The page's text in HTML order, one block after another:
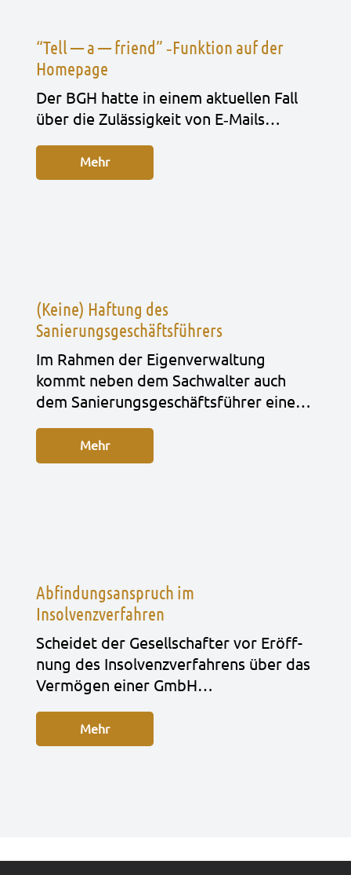
“Tell — a — friend” ‑Funktion auf der
Homepage
Der BGH hatte in einem aktu­el­len Fall
über die Zuläs­sig­keit von E‑Mails…
Mehr
(Keine) Haftung des
Sanierungsgeschäftsführers
Im Rah­men der Eigen­ver­wal­tung
kommt neben dem Sach­wal­ter auch
dem Sanie­rungs­ge­schäfts­füh­rer eine…
Mehr
Abfindungsanspruch im
Insolvenzverfahren
Schei­det der Gesell­schaf­ter vor Eröff­
nung des Insol­venz­ver­fah­rens über das
Ver­mö­gen einer GmbH…
Mehr